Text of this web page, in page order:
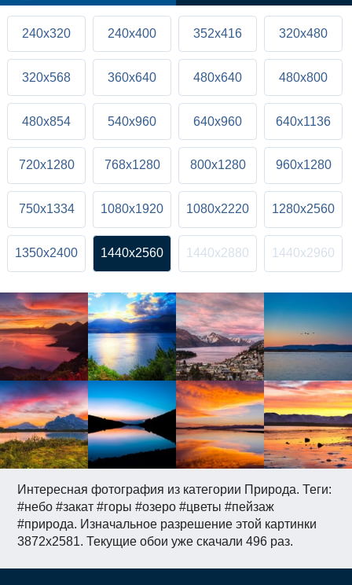
Интересная фотография из категории Природа. Теги:
#небо #закат #горы #озеро #цветы #пейзаж
#природа. Изначальное разрешение этой картинки
3872x2581. Текущие обои уже скачали 496 раз.
240x320 240x400 352x416 320x480
320x568 360x640 480x640 480x800
480x854 540x960 640x960 640x1136
720x1280 768x1280 800x1280 960x1280
750x1334 1080x1920 1080x2220 1280x2560
1350x2400 1440x2560 1440x2880 1440x2960